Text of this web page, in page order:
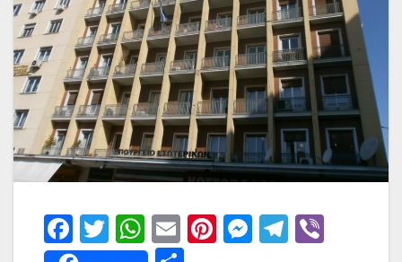
F
T
W E
Pi M T